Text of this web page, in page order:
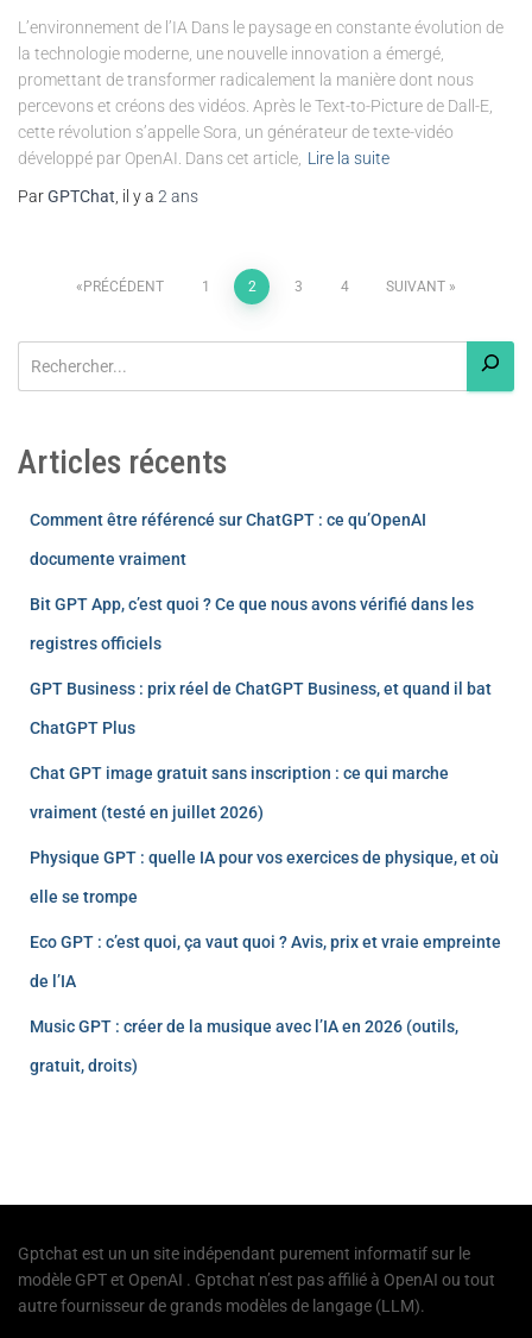
L’environnement de l’IA Dans le paysage en constante évolution de
la technologie moderne, une nouvelle innovation a émergé,
promettant de transformer radicalement la manière dont nous
percevons et créons des vidéos. Après le Text-to-Picture de Dall-E,
cette révolution s’appelle Sora, un générateur de texte-vidéo
développé par OpenAI. Dans cet article, Lire la suite
ParGPTChat , il y a 2 ans
PRÉCÉDENT 1 2 3 4 SUIVANT
Articles récents
Comment être référencé sur ChatGPT : ce qu’OpenAI
documente vraiment
Bit GPT App, c’est quoi ? Ce que nous avons vérifié dans les
registres officiels
GPT Business : prix réel de ChatGPT Business, et quand il bat
ChatGPT Plus
Chat GPT image gratuit sans inscription : ce qui marche
vraiment (testé en juillet 2026)
Physique GPT : quelle IA pour vos exercices de physique, et où
elle se trompe
Eco GPT : c’est quoi, ça vaut quoi ? Avis, prix et vraie empreinte
de l’IA
Music GPT : créer de la musique avec l’IA en 2026 (outils,
gratuit, droits)
Gptchat est un un site indépendant purement informatif sur le
modèle GPT et OpenAI . Gptchat n’est pas affilié à OpenAI ou tout
autre fournisseur de grands modèles de langage (LLM).